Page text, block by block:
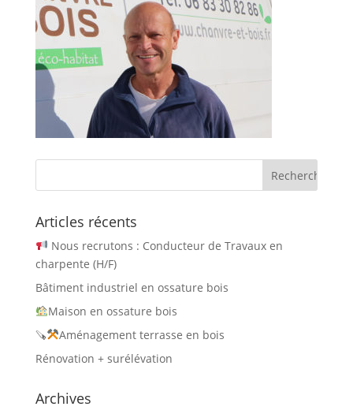
Articles récents
Nous recrutons : Conducteur de Travaux en
charpente (H/F)
Bâtiment industriel en ossature bois
Maison en ossature bois
🪚
Aménagement terrasse en bois
Rénovation + surélévation
Archives